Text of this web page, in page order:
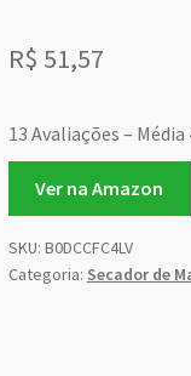
R$ 51,57
13 Avaliações – Média
Ver na Amazon
SKU: B0DCCFC4LV
Categoria: Secador de